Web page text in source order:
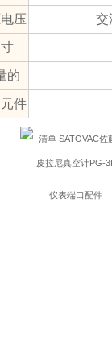
压 交
的
件
仪表端口配件